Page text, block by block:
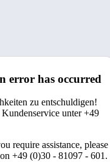
error has occurred
zu entschuldigen!
unter +49
require assistance, please
+49 (0)30 - 81097 - 601.